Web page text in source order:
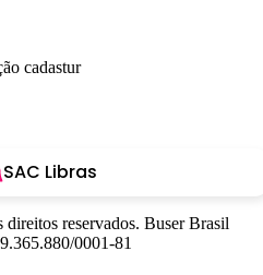
SAC Libras
reservados. Buser Brasil
0001-81